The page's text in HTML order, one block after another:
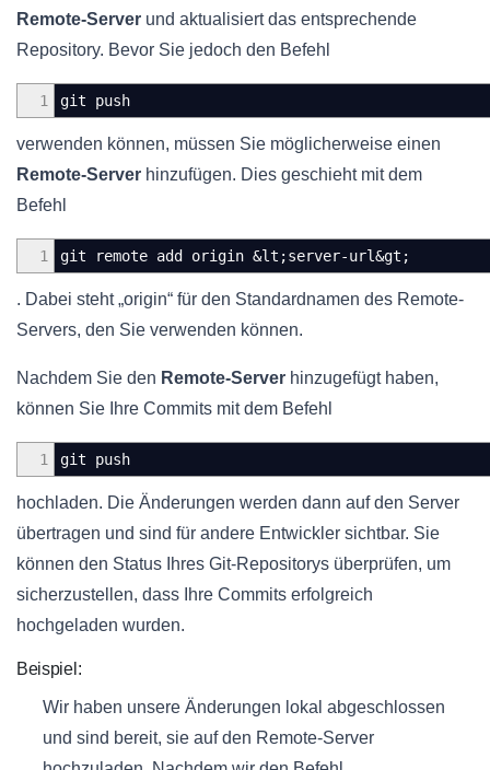
Remote-Server und aktualisiert das entsprechende
Repository. Bevor Sie jedoch den Befehl
1 git push
verwenden können, müssen Sie möglicherweise einen
Remote-Server hinzufügen. Dies geschieht mit dem
Befehl
1 git remote add origin &lt;server-url&gt;
. Dabei steht „origin“ für den Standardnamen des Remote-
Servers, den Sie verwenden können.
Nachdem Sie den Remote-Server hinzugefügt haben,
können Sie Ihre Commits mit dem Befehl
1 git push
hochladen. Die Änderungen werden dann auf den Server
übertragen und sind für andere Entwickler sichtbar. Sie
können den Status Ihres Git-Repositorys überprüfen, um
sicherzustellen, dass Ihre Commits erfolgreich
hochgeladen wurden.
Beispiel:
Wir haben unsere Änderungen lokal abgeschlossen
und sind bereit, sie auf den Remote-Server